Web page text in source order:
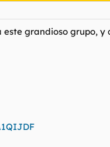
grandioso grupo,